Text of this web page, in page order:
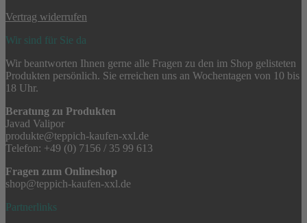
Vertrag widerrufen
Wir sind für Sie da
Wir beantworten Ihnen gerne alle Fragen zu den im Shop gelisteten
Produkten persönlich. Sie erreichen uns an Wochentagen von 10 bis
18 Uhr.
Beratung zu Produkten
Javad Valipor
produkte@teppich-kaufen-xxl.de
Telefon: +49 (0) 7156 / 35 99 613
Fragen zum Onlineshop
shop@teppich-kaufen-xxl.de
Partnerlinks